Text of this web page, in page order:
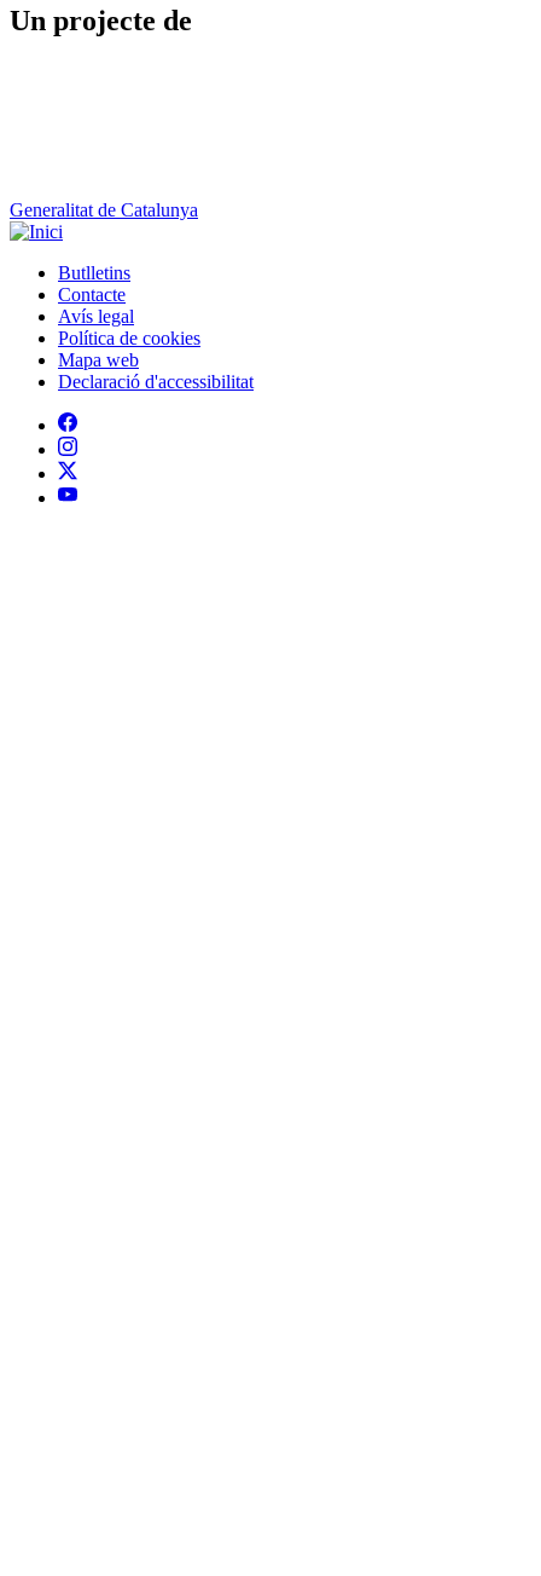
Un projecte de
Generalitat de Catalunya
Peu
Butlletins
Contacte
Avís legal
Política de cookies
Mapa web
Declaració d'accessibilitat